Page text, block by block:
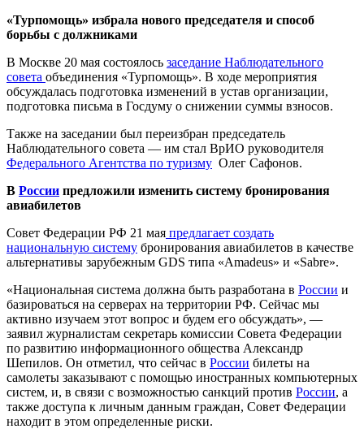
«Турпомощь» избрала нового председателя и способ
борьбы с должниками
В Москве 20 мая состоялось заседание Наблюдательного
совета объединения «Турпомощь». В ходе мероприятия
обсуждалась подготовка изменений в устав организации,
подготовка письма в Госдуму о снижении суммы взносов.
Также на заседании был переизбран председатель
Наблюдательного совета — им стал ВрИО руководителя
Федерального Агентства по туризму Олег Сафонов.
В России предложили изменить систему бронирования
авиабилетов
Совет Федерации РФ 21 мая предлагает создать
национальную систему бронирования авиабилетов в качестве
альтернативы зарубежным GDS типа «Amadeus» и «Sabre».
«Национальная система должна быть разработана в России и
базироваться на серверах на территории РФ. Сейчас мы
активно изучаем этот вопрос и будем его обсуждать», —
заявил журналистам секретарь комиссии Совета Федерации
по развитию информационного общества Александр
Шепилов. Он отметил, что сейчас в России билеты на
самолеты заказывают с помощью иностранных компьютерных
систем, и, в связи с возможностью санкций против России, а
также доступа к личным данным граждан, Совет Федерации
находит в этом определенные риски.